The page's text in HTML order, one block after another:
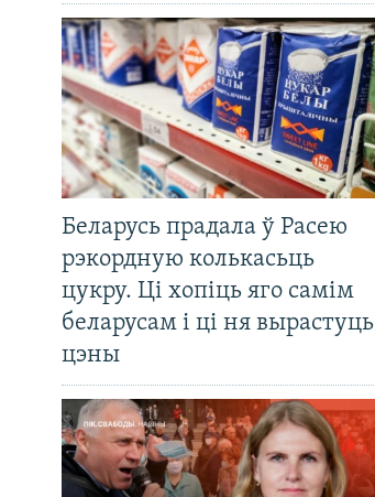
Беларусь прадала ў Расею
рэкордную колькасьць
цукру. Ці хопіць яго самім
беларусам і ці ня вырастуць
цэны